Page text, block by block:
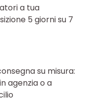
a tua
5 giorni su 7
su misura:
agenzia o a